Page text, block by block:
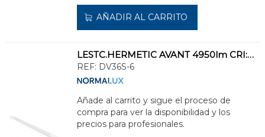
AÑADIR AL CARRITO
LESTC.HERMETIC AVANT 4950lm CRI:80 6000K 135° DF.POLIC.OPAL STD.BL 1110x53x41mm
REF: DV36S-6
Añade al carrito y sigue el proceso de
compra para ver la disponibilidad y los
precios para profesionales.